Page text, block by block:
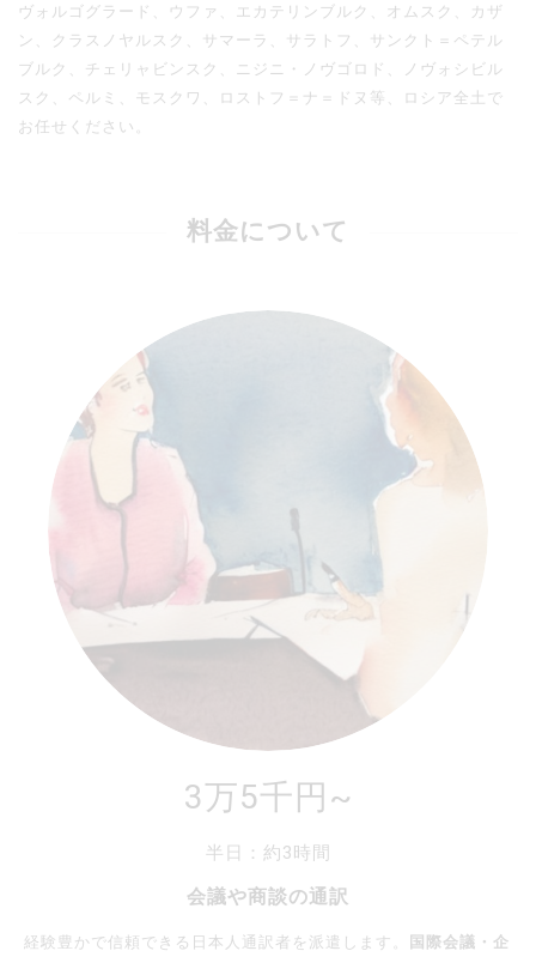
ヴォルゴグラード、ウファ、エカテリンブルク、オムスク、カザ
ン、クラスノヤルスク、サマーラ、サラトフ、サンクト＝ペテル
ブルク、チェリャビンスク、ニジニ・ノヴゴロド、ノヴォシビル
スク、ペルミ、モスクワ、ロストフ＝ナ＝ドヌ等、ロシア全土で
お任せください。
料金について
3万5千円~
半日：約3時間
会議や商談の通訳
経験豊かで信頼できる日本人通訳者を派遣します。
国際会議・企